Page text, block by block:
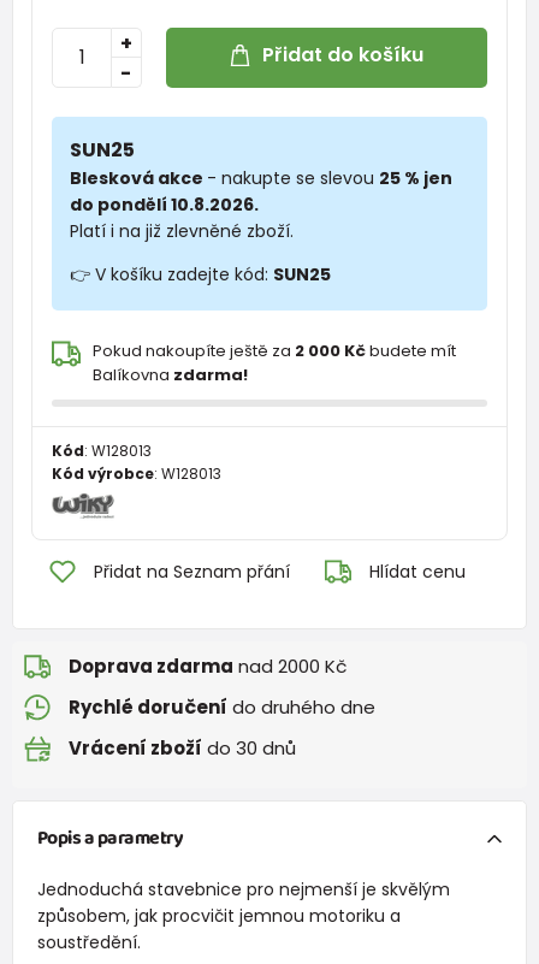
-
+ Přidat do košíku
SUN25
Blesková akce - nakupte se slevou 25 % jen
do pondělí 10.8.2026.
Platí i na již zlevněné zboží.
👉 V košíku zadejte kód: SUN25
Pokud nakoupíte ještě za 2 000 Kčbudete mít
Balíkovna zdarma!
Kód: W128013
Kód výrobce: W128013
Přidat na Seznam přání Hlídat cenu
Doprava zdarma nad 2000 Kč
Rychlé doručení do druhého dne
Vrácení zboží do 30 dnů
Popis a parametry
Jednoduchá stavebnice pro nejmenší je skvělým
způsobem, jak procvičit jemnou motoriku a
soustředění.